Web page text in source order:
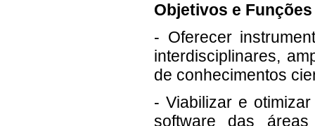
Objetivos e Funções
- Oferecer
interdisciplinares,
de conhecimentos
- Viabilizar e
software das